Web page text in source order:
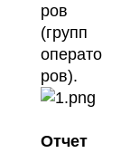
ров
(групп
операто
ров).
Отчет